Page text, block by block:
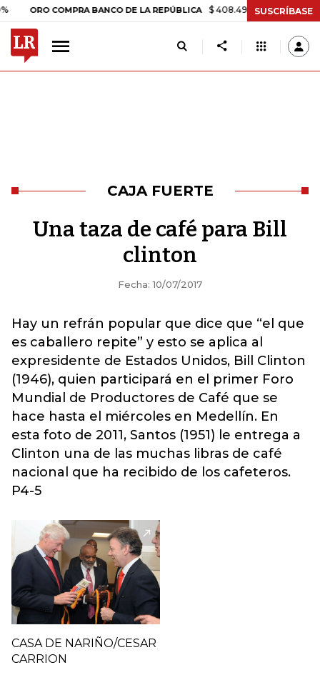
COMPRA BANCO DE LA REPÚBLICA $ 408.498,97 +$ 8.753,81
SUSCRÍBASE
CAJA FUERTE
Una taza de café para Bill
clinton
Fecha: 10/07/2017
Hay un refrán popular que dice que “el que
es caballero repite” y esto se aplica al
expresidente de Estados Unidos, Bill Clinton
(1946), quien participará en el primer Foro
Mundial de Productores de Café que se
hace hasta el miércoles en Medellín. En
esta foto de 2011, Santos (1951) le entrega a
Clinton una de las muchas libras de café
nacional que ha recibido de los cafeteros.
P4-5
CASA DE NARIÑO/CESAR
CARRION